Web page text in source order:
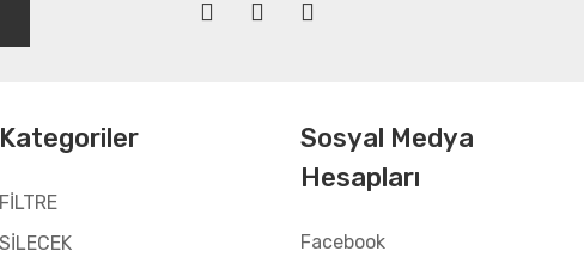
Kategoriler
FİLTRE
SİLECEK
Sosyal Medya
Hesapları
Facebook